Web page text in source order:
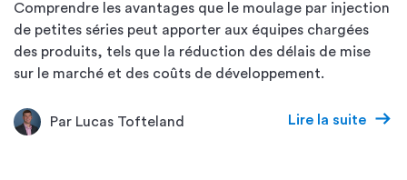
Comprendre les avantages que le moulage par injection
de petites séries peut apporter aux équipes chargées
des produits, tels que la réduction des délais de mise
sur le marché et des coûts de développement.
Par Lucas Tofteland Lire la suite